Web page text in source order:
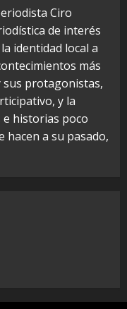
Ciro
de interés
identidad local a
más
protagonistas,
y la
e historias poco
a su pasado,